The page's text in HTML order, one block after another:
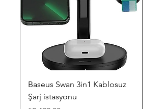
Baseus Swan 3in1 Kablosuz
Şarj istasyonu